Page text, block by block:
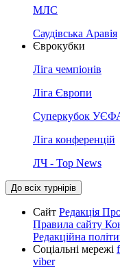
МЛС
Саудівська Аравія
Єврокубки
Ліга чемпіонів
Ліга Європи
Суперкубок
Ліга конференцій
ЛЧ - Top News
До всіх турнірів
Сайт Редакція
Правила сайту
Редакційна
Соціальні мережі
viber